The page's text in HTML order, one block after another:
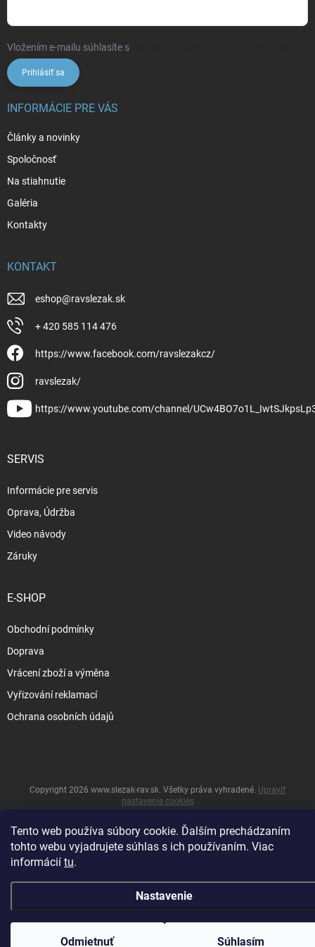
Tento web používa súbory cookie. Ďalším prechádzaním
tohto webu vyjadrujete súhlas s ich používaním. Viac
informácií tu.
Nastavenie
Odmietnuť Súhlasím
Vložením e-mailu súhlasíte s
Prihlásiť sa
INFORMÁCIE PRE VÁS
Články a novinky
Spoločnosť
Na stiahnutie
Galéria
Kontakty
KONTAKT
eshop@ravslezak.sk
+ 420 585 114 476
https://www.facebook.com/ravslezakcz/
ravslezak/
https://www.youtube.com/channel/
SERVIS
Informácie pre servis
Oprava, Údržba
Video návody
Záruky
E-SHOP
Obchodní podmínky
Doprava
Vrácení zboží a výměna
Vyřizování reklamací
Ochrana osobních údajů
& Vytvoril Shoptet
Copyright 2026 www.slezak-rav.sk. Všetky práva vyhradené. Upraviť
nastavenie cookies